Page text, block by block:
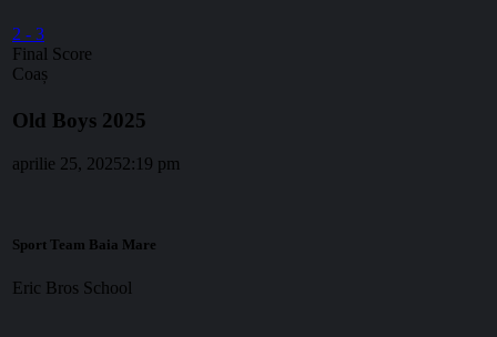
2 - 3
Final Score
Coaș
Old Boys 2025
aprilie 25, 20252:19 pm
Sport Team Baia Mare
Eric Bros School